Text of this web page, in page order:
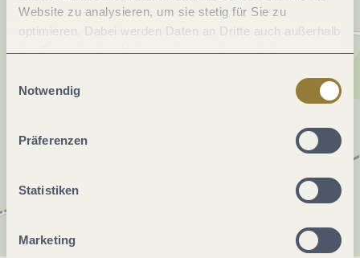
Website zu analysieren, um sie stetig für Sie zu
optimieren. Dabei werden Daten an Dritte auch außerhalb
der Europäischen Union weitergegeben und dort
jederzeit widerrufen werden. Mit der Auswahl "Alle
ablehnen" kann es zu Beeinträchtigungen in der Nutzung
Notwendig
Präferenzen
Statistiken
Marketing